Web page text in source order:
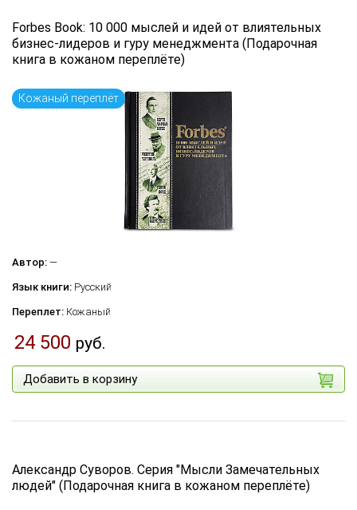
Forbes Book: 10 000 мыслей и идей от влиятельных
бизнес-лидеров и гуру менеджмента (Подарочная
книга в кожаном переплёте)
Кожаный переплёт
Автор: —
Язык книги: Русский
Переплет: Кожаный
24 500 руб.
Добавить в корзину
Александр Суворов. Серия "Мысли Замечательных
людей" (Подарочная книга в кожаном переплёте)